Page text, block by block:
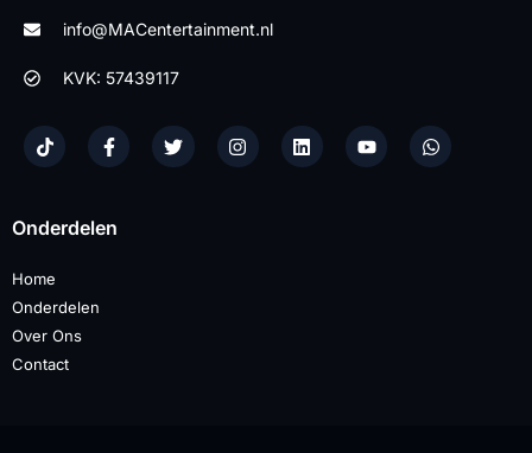
info@MACentertainment.nl
KVK: 57439117
Onderdelen
Home
Onderdelen
Over Ons
Contact